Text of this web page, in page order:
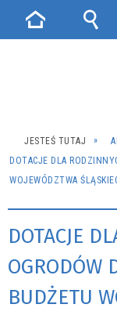
JESTEŚ TUTAJ
DOTACJE DLA
WOJEWÓDZTWA
DOTACJE
OGRODÓW
BUDŻETU
Strona